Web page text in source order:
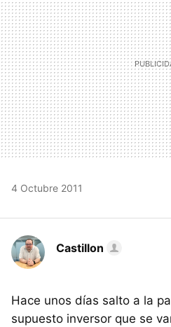
4 Octubre 2011
Castillon
Hace unos días salto a la
supuesto inversor que se